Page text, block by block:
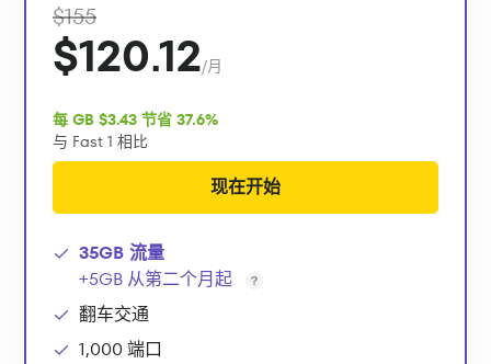
$155
$120.12/月
每 GB $3.43 节省 37.6%
与 Fast 1 相比
现在开始
35GB 流量
+5GB 从第二个月起
翻车交通
1,000 端口